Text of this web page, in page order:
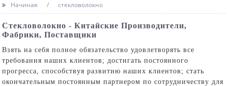
Начиная стекловолокно
Стекловолокно - Китайские Производители,
Фабрики, Поставщики
Взять на себя полное обязательство удовлетворять все
требования наших клиентов; достигать постоянного
прогресса, способствуя развитию наших клиентов; стать
окончательным постоянным партнером по сотрудничеству для